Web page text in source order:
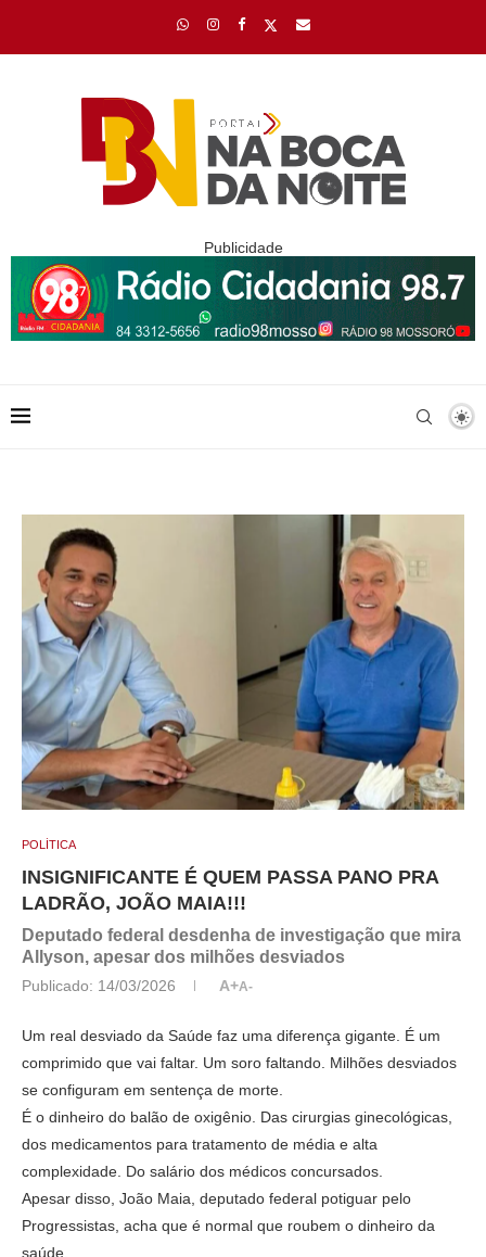
Publicidade
POLÍTICA
INSIGNIFICANTE É QUEM PASSA PANO PRA
LADRÃO, JOÃO MAIA!!!
Deputado federal desdenha de investigação que mira
Allyson, apesar dos milhões desviados
Publicado: 14/03/2026 A+A-
Um real desviado da Saúde faz uma diferença gigante. É um
comprimido que vai faltar. Um soro faltando. Milhões desviados
se configuram em sentença de morte.
É o dinheiro do balão de oxigênio. Das cirurgias ginecológicas,
dos medicamentos para tratamento de média e alta
complexidade. Do salário dos médicos concursados.
Apesar disso, João Maia, deputado federal potiguar pelo
Progressistas, acha que é normal que roubem o dinheiro da
saúde.